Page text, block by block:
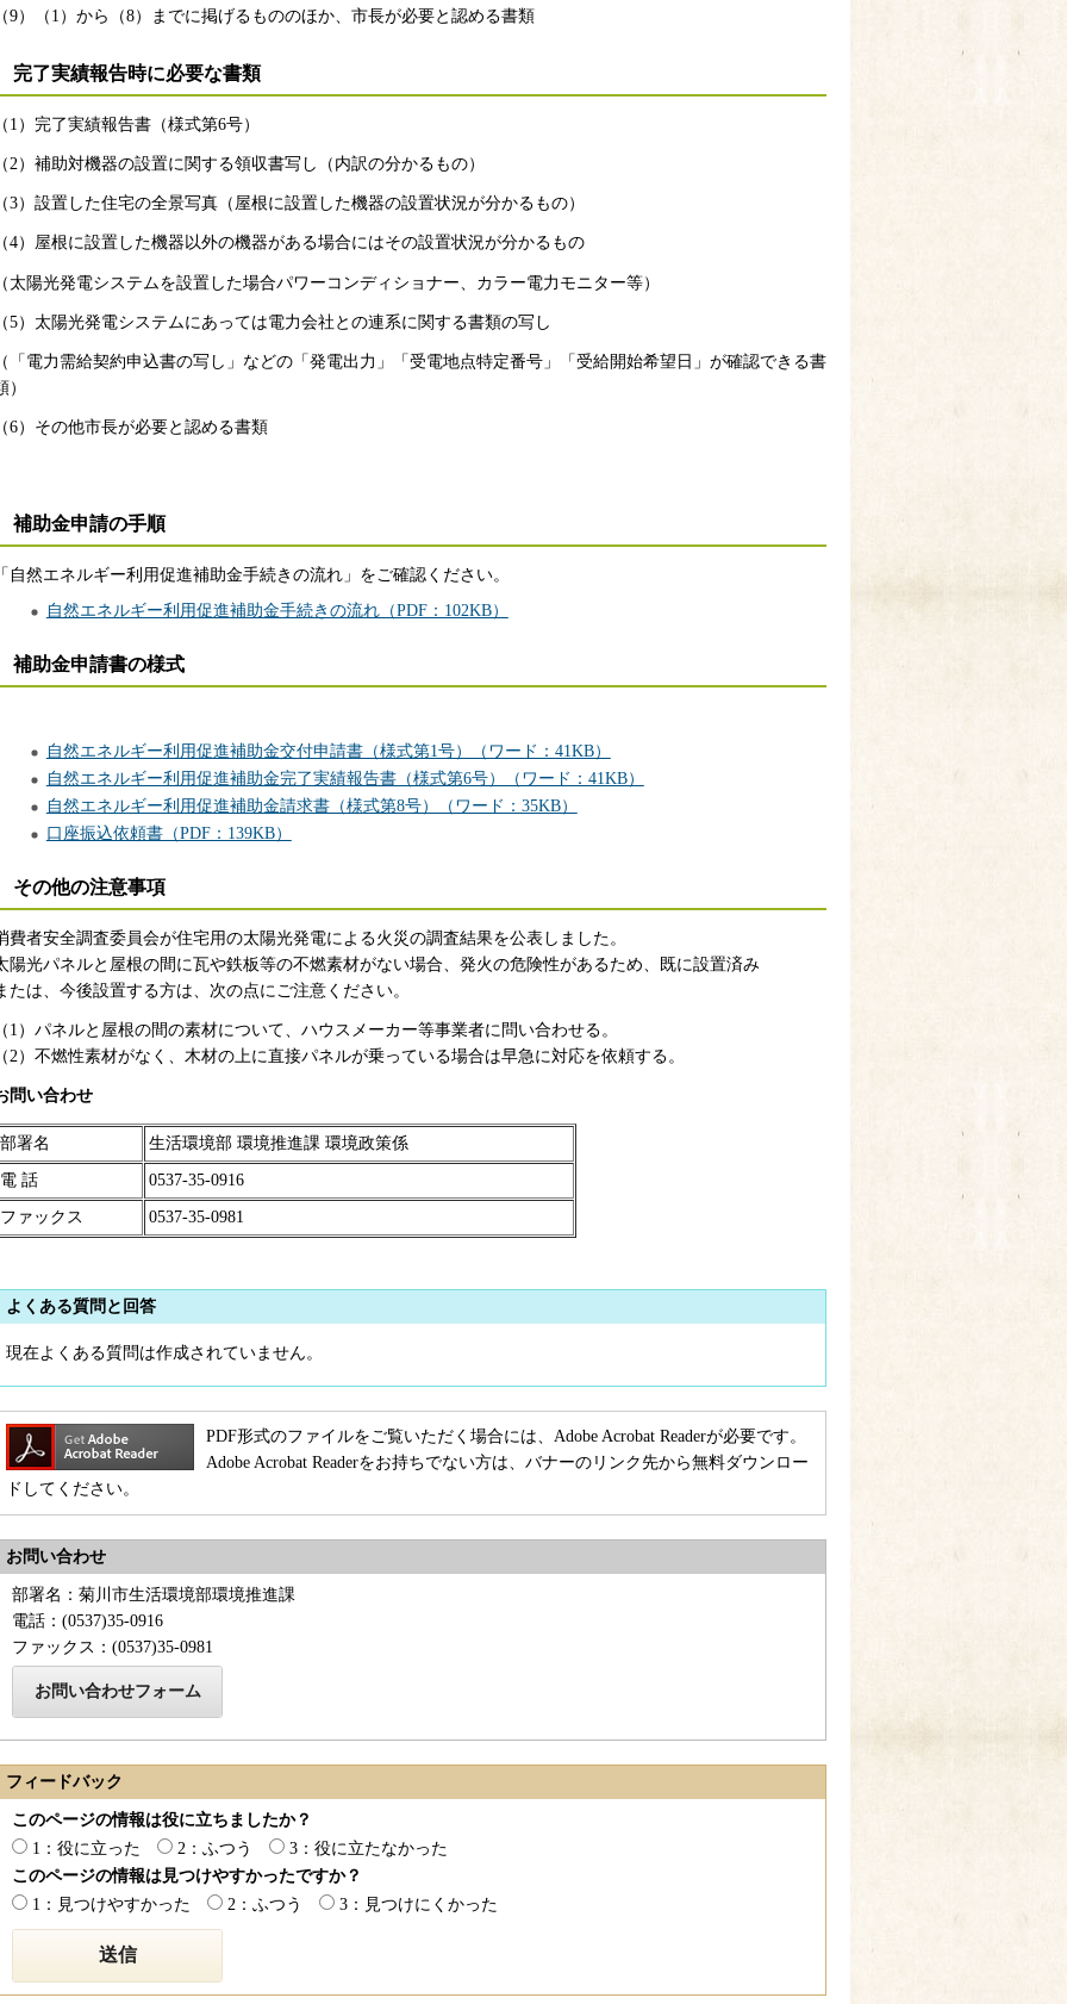
9）（1）から（8）までに掲げるもののほか、市長が必要と認める書類
完了実績報告時に必要な書類
1）完了実績報告書（様式第6号）
2）補助対機器の設置に関する領収書写し（内訳の分かるもの）
3）設置した住宅の全景写真（屋根に設置した機器の設置状況が分かるもの）
4）屋根に設置した機器以外の機器がある場合にはその設置状況が分かるもの
太陽光発電システムを設置した場合パワーコンディショナー、カラー電力モニター等）
5）太陽光発電システムにあっては電力会社との連系に関する書類の写し
「電力需給契約申込書の写し」などの「発電出力」「受電地点特定番号」「受給開始希望日」が確認できる書
）
6）その他市長が必要と認める書類
補助金申請の手順
自然エネルギー利用促進補助金手続きの流れ」をご確認ください。
自然エネルギー利用促進補助金手続きの流れ（PDF：102KB）
補助金申請書の様式
自然エネルギー利用促進補助金交付申請書（様式第1号）（ワード：41KB）
自然エネルギー利用促進補助金完了実績報告書（様式第6号）（ワード：41KB）
自然エネルギー利用促進補助金請求書（様式第8号）（ワード：35KB）
口座振込依頼書（PDF：139KB）
その他の注意事項
費者安全調査委員会が住宅用の太陽光発電による火災の調査結果を公表しました。
陽光パネルと屋根の間に瓦や鉄板等の不燃素材がない場合、発火の危険性があるため、既に設置済み
たは、今後設置する方は、次の点にご注意ください。
1）パネルと屋根の間の素材について、ハウスメーカー等事業者に問い合わせる。
2）不燃性素材がなく、木材の上に直接パネルが乗っている場合は早急に対応を依頼する。
問い合わせ
部署名 生活環境部 環境推進課 環境政策係
電 話 0537-35-0916
ファックス 0537-35-0981
よくある質問と回答
現在よくある質問は作成されていません。
PDF形式のファイルをご覧いただく場合には、Adobe Acrobat Readerが必要です。
Adobe Acrobat Readerをお持ちでない方は、バナーのリンク先から無料ダウンロー
ドしてください。
お問い合わせ
部署名：菊川市生活環境部環境推進課
電話：(0537)35-0916
ファックス：(0537)35-0981
フィードバック
このページの情報は役に立ちましたか？
1：役に立った
2：ふつう
3：役に立たなかった
このページの情報は見つけやすかったですか？
1：見つけやすかった
2：ふつう 3：見つけにくかった